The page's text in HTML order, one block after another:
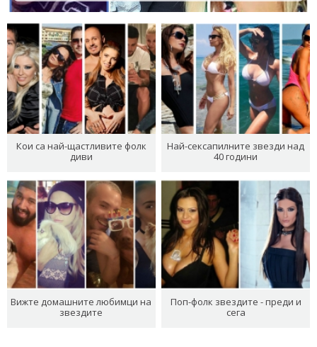
Кои са най-щастливите фолк
диви
Най-сексапилните звезди над
40 години
Вижте домашните любимци на
звездите
Поп-фолк звездите - преди и
сега